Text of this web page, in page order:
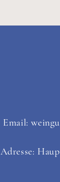
Email:
Adresse: